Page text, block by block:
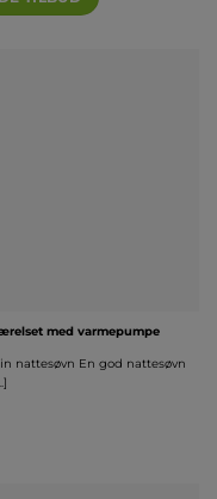
med varmepumpe
nattesøvn En god nattesøvn